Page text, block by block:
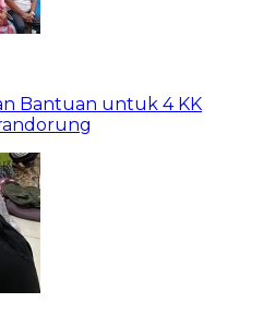
Bantuan untuk 4 KK